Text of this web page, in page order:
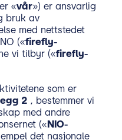
«vår») er ansvarlig
bruk av
med nettstedet
(«firefly-
vi tilbyr («firefly-
som er
2 , bestemmer vi
med andre
(« NIO-
det nasjonale